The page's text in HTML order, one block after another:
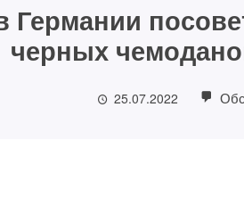
Германии
черных
25.07.2022